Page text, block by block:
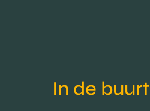
In de buurt